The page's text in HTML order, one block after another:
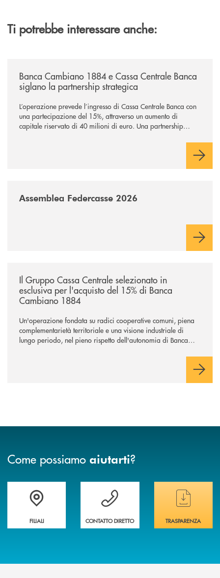
Ti potrebbe interessare anche:
Banca Cambiano 1884 e Cassa Centrale Banca
siglano la partnership strategica
L’operazione prevede l’ingresso di Cassa Centrale Banca con
una partecipazione del 15%, attraverso un aumento di
capitale riservato di 40 milioni di euro. Una partnership
comuni e sulla prossimità ai territori, per ampliare l’offerta e
Assemblea Federcasse 2026
Il Gruppo Cassa Centrale selezionato in
esclusiva per l'acquisto del 15% di Banca
Cambiano 1884
Un'operazione fondata su radici cooperative comuni, piena
complementarietà territoriale e una visione industriale di
lungo periodo, nel pieno rispetto dell'autonomia di Banca
negoziazione esclusiva per la finalizzazione dell’operazione.
Come possiamo aiutarti?
Trova la filiale&nbsp; più vicina a te
FILIALI
Hai bisogno di assistenza immediata ?
CONTATTO DIRETTO
Hai bisogno di
TRASPARENZA